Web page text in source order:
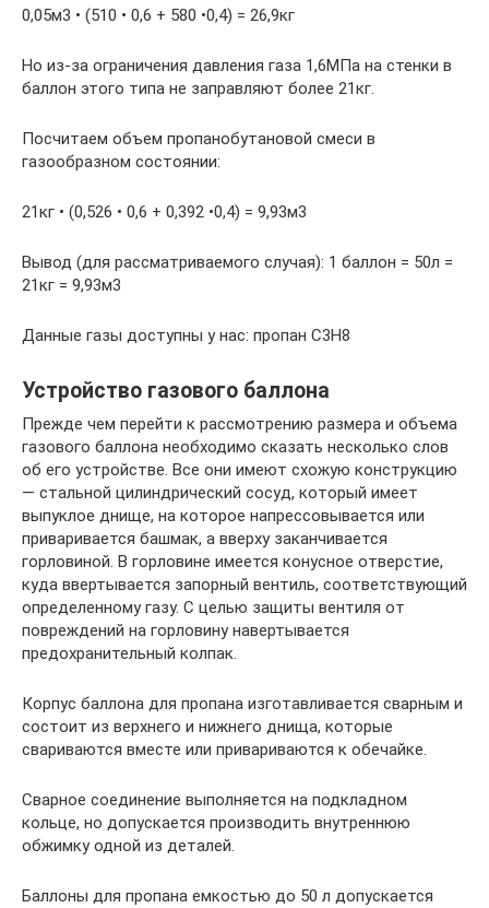
0,05м3 • (510 • 0,6 + 580 •0,4) = 26,9кг
Но из-за ограничения давления газа 1,6МПа на стенки в
баллон этого типа не заправляют более 21кг.
Посчитаем объем пропанобутановой смеси в
газообразном состоянии:
21кг • (0,526 • 0,6 + 0,392 •0,4) = 9,93м3
Вывод (для рассматриваемого случая): 1 баллон = 50л =
21кг = 9,93м3
Данные газы доступны у нас: пропан C3H8
Устройство газового баллона
Прежде чем перейти к рассмотрению размера и объема
газового баллона необходимо сказать несколько слов
об его устройстве. Все они имеют схожую конструкцию
— стальной цилиндрический сосуд, который имеет
выпуклое днище, на которое напрессовывается или
приваривается башмак, а вверху заканчивается
горловиной. В горловине имеется конусное отверстие,
куда ввертывается запорный вентиль, соответствующий
определенному газу. С целью защиты вентиля от
повреждений на горловину навертывается
предохранительный колпак.
Корпус баллона для пропана изготавливается сварным и
состоит из верхнего и нижнего днища, которые
свариваются вместе или привариваются к обечайке.
Сварное соединение выполняется на подкладном
кольце, но допускается производить внутреннюю
обжимку одной из деталей.
Баллоны для пропана емкостью до 50 л допускается